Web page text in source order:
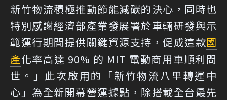
新竹物流積極推動節能減碳的決心，同時也
特別感謝經濟部產業發展署於車輛研發與示
範運行期間提供關鍵資源支持，促成這款國
產化率高達 90% 的 MIT 電動商用車順利問
世。」此次啟用的「新竹物流八里轉運中
心」為全新開幕營運據點，除搭載全台最先